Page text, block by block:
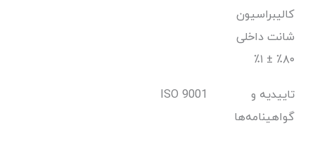
کالیبراسیون
شانت داخلی
۸۰٪ ± ۱٪
تاییدیه و
گواهینامه‌ها
ISO 9001